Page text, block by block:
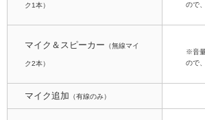
ク1本）
ので
マイク＆スピーカー （無線マイ
ク2本）
※音
ので
マイク追加 （有線のみ）